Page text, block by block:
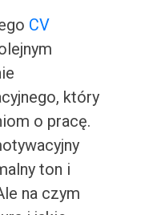
CV
który
o pracę.
ton i
na czym